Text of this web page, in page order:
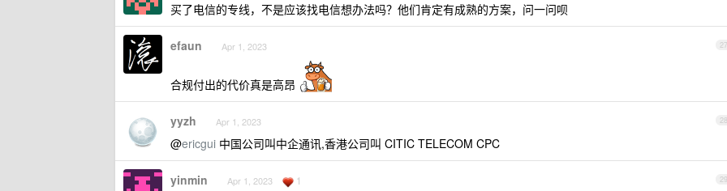
买了电信的专线，不是应该找电信想办法吗？他们肯定有成熟的方案，问一问呗
27
efaun Apr 1, 2023
合规付出的代价真是高昂
28
yyzh Apr 1, 2023
@ericgui 中国公司叫中企通讯,香港公司叫 CITIC TELECOM CPC
29
yinmin Apr 1, 2023 1